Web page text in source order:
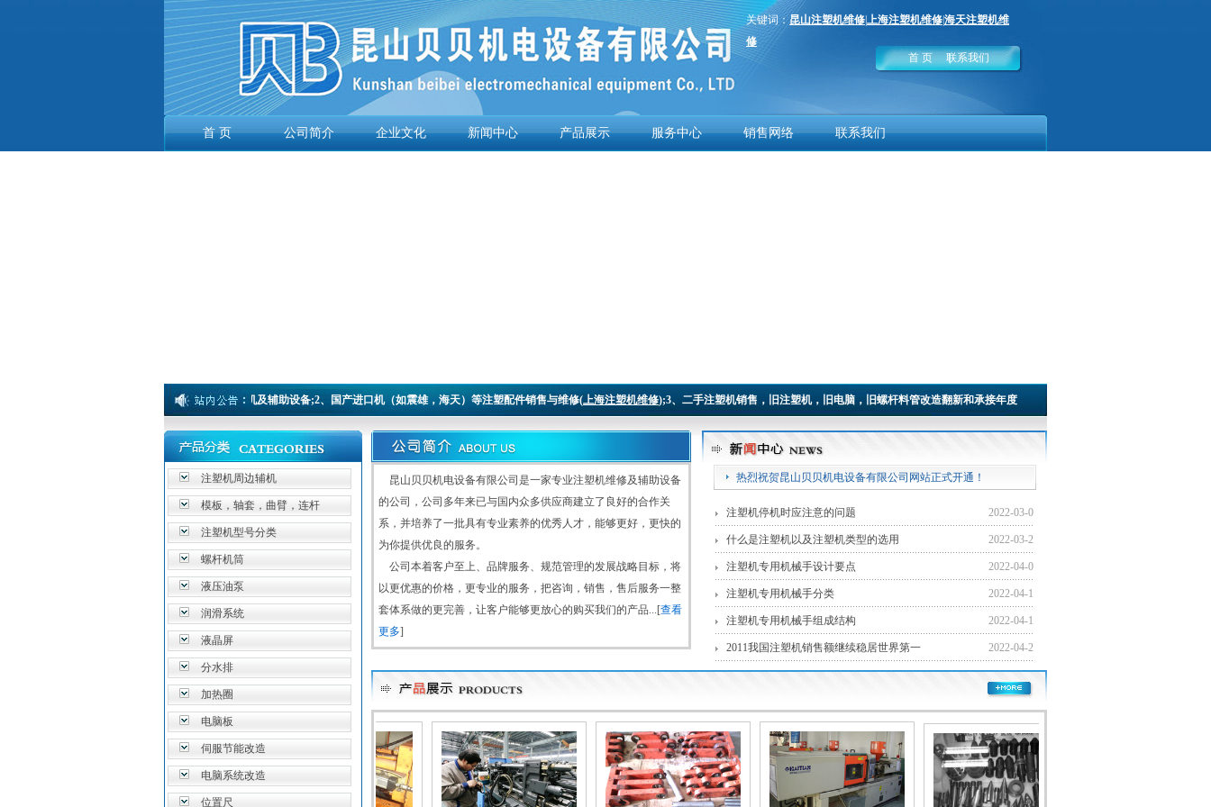
关键词：昆山注塑机维修上海注塑机维修海天注塑机维
修
首 页
联系我们
首 页 公司简介 企业文化 新闻中心 产品展示 服务中心 销售网络 联系我们
本公司主要业务介绍：1、销售代理：注塑机及辅助设备;2、国产进口机（如震雄，海天）等注塑配件销售与维修(上海注塑机维修);3、二手注塑机销售，旧注塑机，旧电脑，旧螺杆料管改造翻新和承接年度大保养等业务，欢迎选购。
注塑机周边辅机
模板，轴套，曲臂，连杆
注塑机型号分类
螺杆机筒
液压油泵
润滑系统
液晶屏
分水排
加热圈
电脑板
伺服节能改造
电脑系统改造
位置尺
昆山贝贝机电设备有限公司是一家专业注塑机维修及辅助设备
的公司，公司多年来已与国内众多供应商建立了良好的合作关
系，并培养了一批具有专业素养的优秀人才，能够更好，更快的
为你提供优良的服务。
公司本着客户至上、品牌服务、规范管理的发展战略目标，将
以更优惠的价格，更专业的服务，把咨询，销售，售后服务一整
套体系做的更完善，让客户能够更放心的购买我们的产品...[查看
更多]
热烈祝贺昆山贝贝机电设备有限公司网站正式开通！
注塑机停机时应注意的问题 2022-03-0
什么是注塑机以及注塑机类型的选用 2022-03-2
注塑机专用机械手设计要点 2022-04-0
注塑机专用机械手分类 2022-04-1
注塑机专用机械手组成结构 2022-04-1
2011我国注塑机销售额继续稳居世界第一 2022-04-2